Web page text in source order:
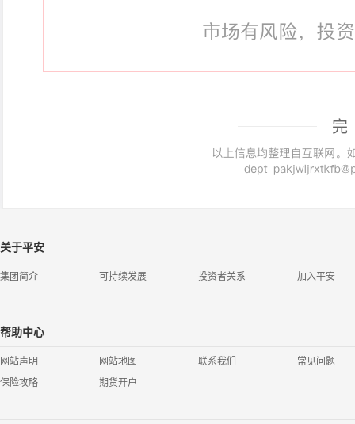
完
关于平安
集团简介 可持续发展 投资者关系 加入平安
帮助中心
网站声明 网站地图 联系我们
常见问题
保险攻略
期货开户